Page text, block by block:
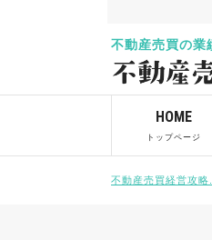
不動産売買の業
HOME
トップページ
不動産売買経営攻略